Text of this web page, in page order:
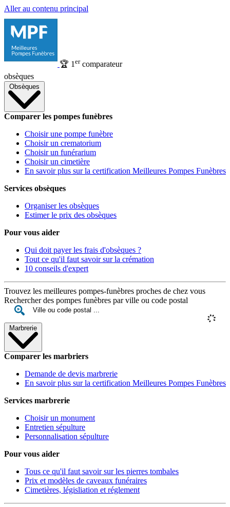
Aller au contenu principal
🏆 1 ercomparateur
obsèques
Obsèques
Comparer les pompes funèbres
Choisir une pompe funèbre
Choisir un crematorium
Choisir un funérarium
Choisir un cimetière
En savoir plus sur la certification Meilleures Pompes Funèbres
Services obsèques
Organiser les obsèques
Estimer le prix des obsèques
Pour vous aider
Qui doit payer les frais d'obsèques ?
Tout ce qu'il faut savoir sur la crémation
10 conseils d'expert
Trouvez les meilleures pompes-funèbres proches de chez vous
Rechercher des pompes funèbres par ville ou code postal
Marbrerie
Comparer les marbriers
Demande de devis marbrerie
En savoir plus sur la certification Meilleures Pompes Funèbres
Services marbrerie
Choisir un monument
Entretien sépulture
Personnalisation sépulture
Pour vous aider
Tous ce qu'il faut savoir sur les pierres tombales
Prix et modèles de caveaux funéraires
Cimetières, législiation et réglement